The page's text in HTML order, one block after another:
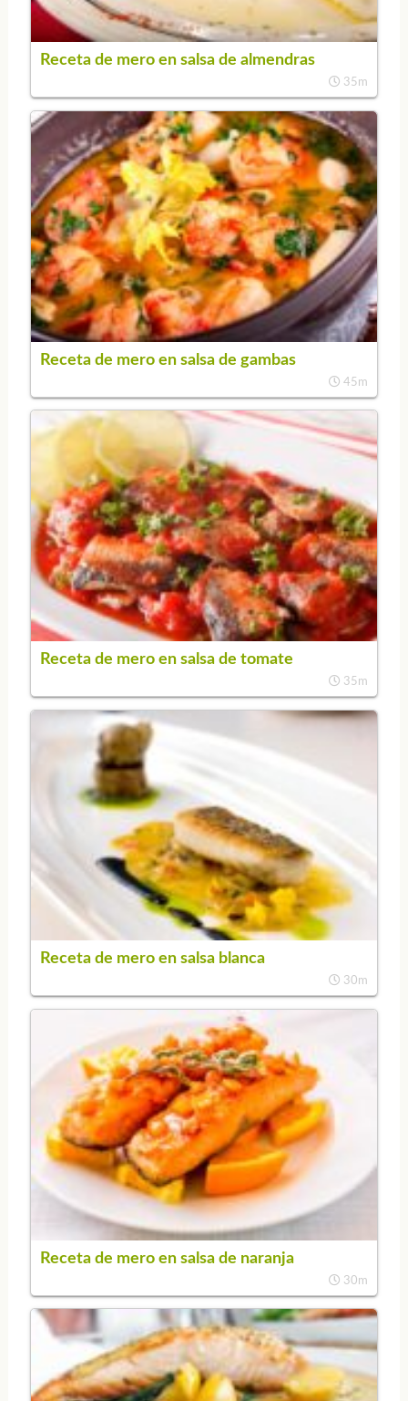
Receta de mero en salsa de almendras
35m
Receta de mero en salsa de gambas
45m
Receta de mero en salsa de tomate
35m
Receta de mero en salsa blanca
30m
Receta de mero en salsa de naranja
30m